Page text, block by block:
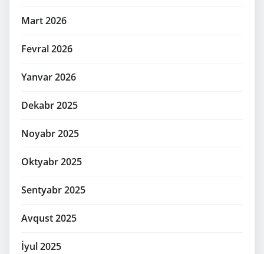
Mart 2026
Fevral 2026
Yanvar 2026
Dekabr 2025
Noyabr 2025
Oktyabr 2025
Sentyabr 2025
Avqust 2025
İyul 2025